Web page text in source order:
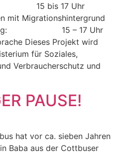
Uhr
mit Migrationshintergrund
15 – 17 Uhr
Dieses Projekt wird
für Soziales,
Verbraucherschutz und
PAUSE!
hat vor ca. sieben Jahren
Baba aus der Cottbuser